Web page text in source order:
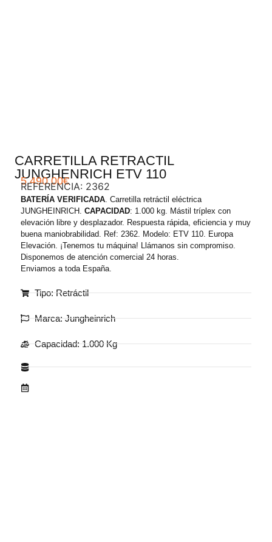
CARRETILLA RETRACTIL
JUNGHENRICH ETV 110
5.490,00€
REFERENCIA: 2362
BATERÍA VERIFICADA . Carretilla retráctil eléctrica
JUNGHEINRICH.CAPACIDAD: 1.000 kg. Mástil tríplex con
elevación libre y desplazador. Respuesta rápida, eficiencia y muy
buena maniobrabilidad. Ref: 2362. Modelo: ETV 110. Europa
Elevación. ¡Tenemos tu máquina! Llámanos sin compromiso.
Disponemos de atención comercial 24 horas.
Enviamos a toda España.
Tipo: Retráctil
Marca: Jungheinrich
Capacidad: 1.000 Kg